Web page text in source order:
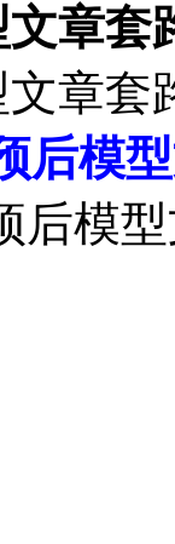
章套
章套
后模
后模